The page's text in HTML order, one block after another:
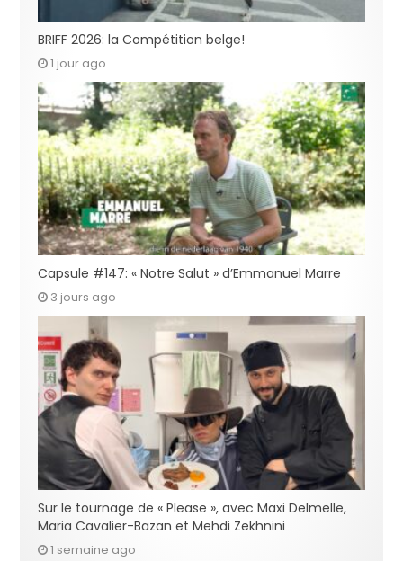
BRIFF 2026: la Compétition belge!
1 jour ago
Capsule #147: « Notre Salut » d’Emmanuel Marre
3 jours ago
Sur le tournage de « Please », avec Maxi Delmelle,
Maria Cavalier-Bazan et Mehdi Zekhnini
1 semaine ago